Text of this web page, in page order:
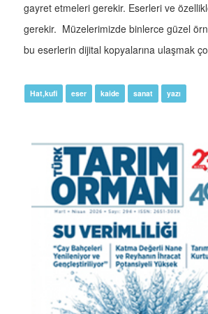
gayret etmeleri gerekir. Eserleri ve
gerekir. Müzelerimizde binlerce güzel
bu eserlerin dijital kopyalarına ulaşmak
Hat,kufi eser kaide sanat yazı